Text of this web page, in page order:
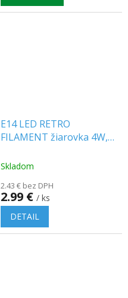
E14 LED RETRO
FILAMENT žiarovka 4W,
Skladom
2.43 € bez DPH
2.99 € / ks
DETAIL